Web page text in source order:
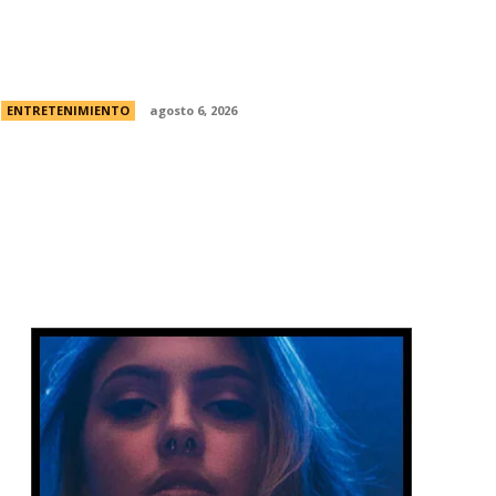
ENTRETENIMIENTO agosto 6, 2026